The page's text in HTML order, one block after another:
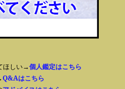
ほしい→個人鑑定はこちら
Q&Aはこちら